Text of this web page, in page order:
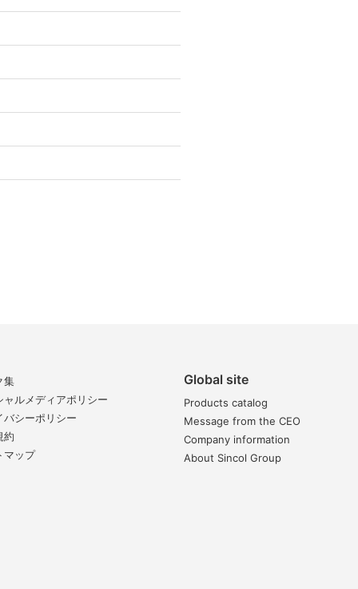
集
ャルメディアポリシー
バシーポリシー
約
マップ
Global site
Products catalog
Message from the CEO
Company information
About Sincol Group